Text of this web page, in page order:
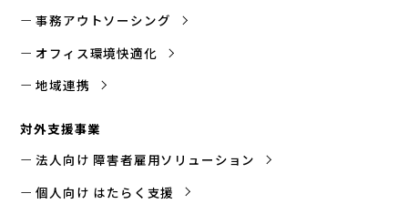
事務アウトソーシング
オフィス環境快適化
地域連携
対外支援事業
法人向け 障害者雇用ソリューション
個人向け はたらく支援